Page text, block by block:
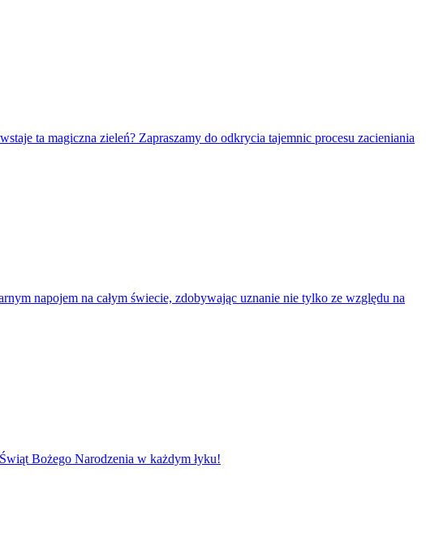
ta magiczna zieleń? Zapraszamy do odkrycia tajemnic procesu zacieniania
napojem na całym świecie, zdobywając uznanie nie tylko ze względu na
Bożego Narodzenia w każdym łyku!